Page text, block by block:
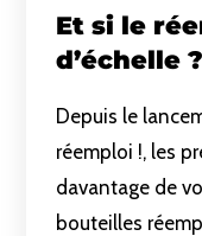
Et si le
d’échelle ?
Depuis le
réemploi !, les
davantage de
bouteilles